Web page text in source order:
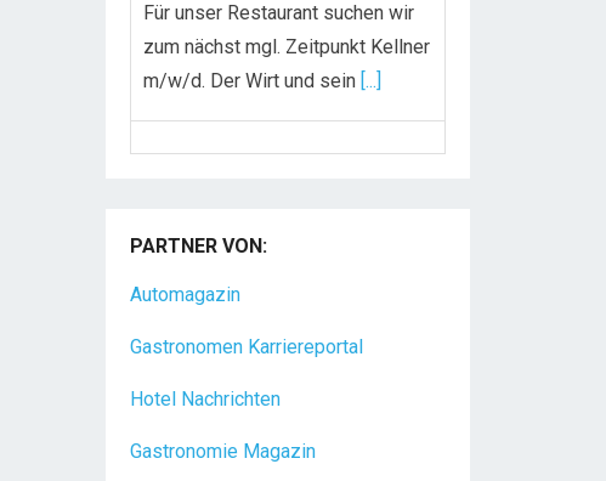
Für unser Restaurant suchen wir
zum nächst mgl. Zeitpunkt Kellner
m/w/d. Der Wirt und sein [...]
Chef de Rang (m/w/d) gesucht –
Urlaubsfeeling Chef de Rang
(m/w/d) Du bist Gastgeber aus